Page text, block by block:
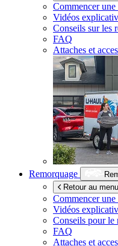
Commencer une
Vidéos
Conseils sur les
FAQ
Attaches et
Remorquage
Retour au
Commencer une
Vidéos
Conseils pour le
FAQ
Attaches et